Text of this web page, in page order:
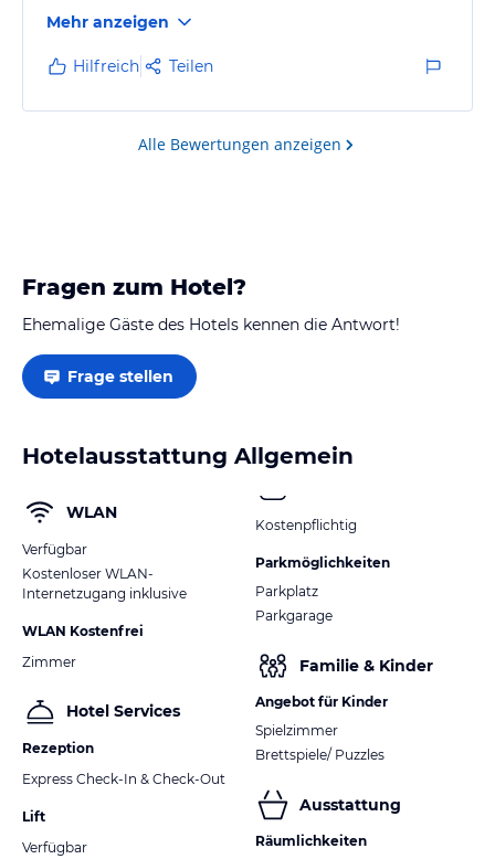
eine Schiffahrt auf dem Rhein, ein Besuch der Abtei
Hildegard von Bingen, die Stadt Bingen.
Wanderungen in den Weinbergen.
Mehr anzeigen
Hilfreich Teilen
Alle Bewertungen anzeigen
Fragen zum Hotel?
Ehemalige Gäste des Hotels kennen die Antwort!
Frage stellen
Hotelausstattung Allgemein
WLAN
Verfügbar
Kostenloser WLAN-
Internetzugang inklusive
WLAN Kostenfrei
Zimmer
Hotel Services
Rezeption
Express Check-In & Check-Out
Lift
Verfügbar
Kostenpflichtig
Parkmöglichkeiten
Parkplatz
Parkgarage
Familie & Kinder
Angebot für Kinder
Spielzimmer
Brettspiele/ Puzzles
Ausstattung
Räumlichkeiten